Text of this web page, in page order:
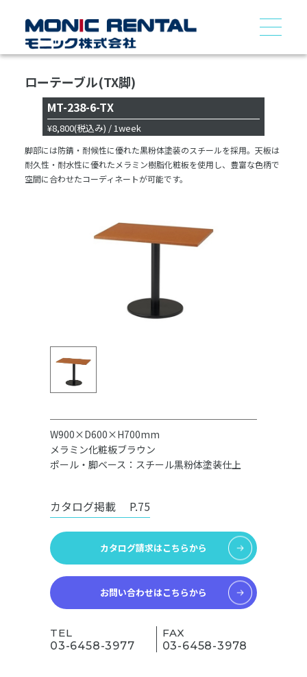
ローテーブル(TX脚)
MT-238-6-TX
¥8,800(税込み) / 1week
脚部には防錆・耐候性に優れた黒粉体塗装のスチールを採用。天板は
耐久性・耐水性に優れたメラミン樹脂化粧板を使用し、豊富な色柄で
空間に合わせたコーディネートが可能です。
W900×D600×H700mm
メラミン化粧板ブラウン
ポール・脚ベース：スチール黒粉体塗装仕上
カタログ掲載 P.75
カタログ請求はこちらから
お問い合わせはこちらから
TEL
03-6458-3977
FAX
03-6458-3978